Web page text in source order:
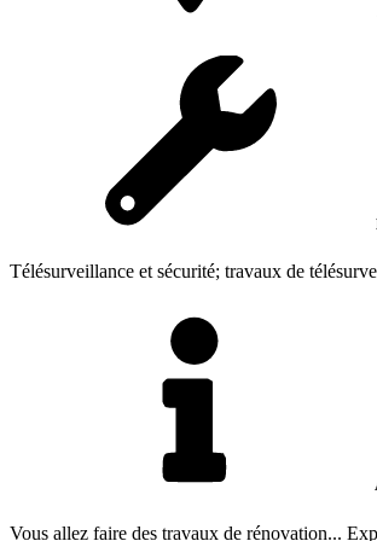
Télésurveillance et sécurité; travaux de
Vous allez faire des travaux de rénovation...